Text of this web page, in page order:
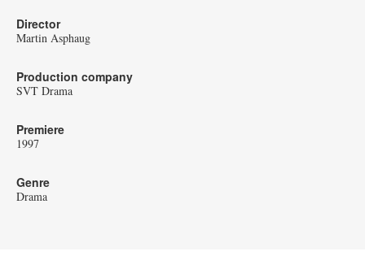
Director
Martin Asphaug
Production company
SVT Drama
Premiere
1997
Genre
Drama